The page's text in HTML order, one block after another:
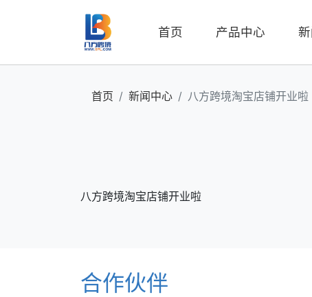
首页 产品中心
首页 新闻中心 八方跨境淘宝店铺开业啦
八方跨境淘宝店铺开业啦
合作伙伴